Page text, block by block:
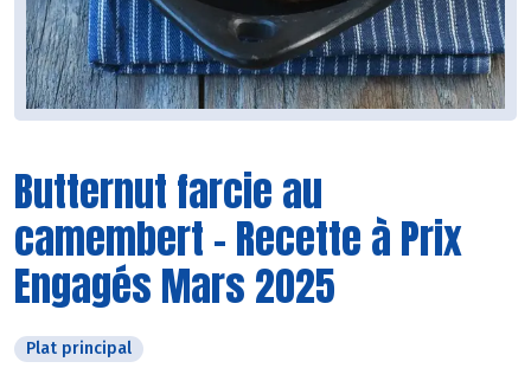
Butternut farcie au
camembert - Recette à Prix
Engagés Mars 2025
Plat principal